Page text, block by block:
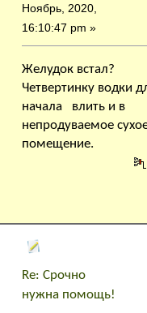
Ноябрь, 2020,
16:10:47 pm »
Желудок встал?
Четвертинку водки
начала влить и в
непродуваемое
помещение.
Re: Срочно
нужна помощь!